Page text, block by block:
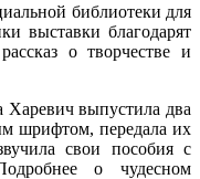
библиотеки для
выставки благодарят
о творчестве и
выпустила два
шрифтом, передала их
свои пособия с
о чудесном